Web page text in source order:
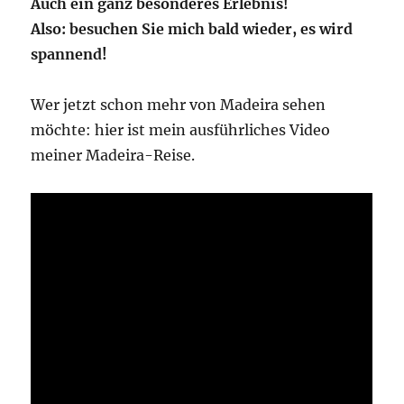
Auch ein ganz besonderes Erlebnis!
Also: besuchen Sie mich bald wieder, es wird
spannend!
Wer jetzt schon mehr von Madeira sehen
möchte: hier ist mein ausführliches Video
meiner Madeira-Reise.